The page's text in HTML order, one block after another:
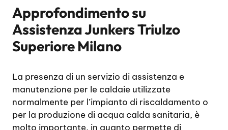
Approfondimento su
Assistenza Junkers Triulzo
Superiore Milano
La presenza di un servizio di assistenza e
manutenzione per le caldaie utilizzate
normalmente per l’impianto di riscaldamento o
per la produzione di acqua calda sanitaria, è
molto importante, in quanto permette di